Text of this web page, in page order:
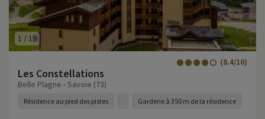
1 / 19
Les Constellations
(8.4/10)
Belle Plagne - Savoie (73)
Résidence au pied des pistes Garderie à 350 m de la résidence